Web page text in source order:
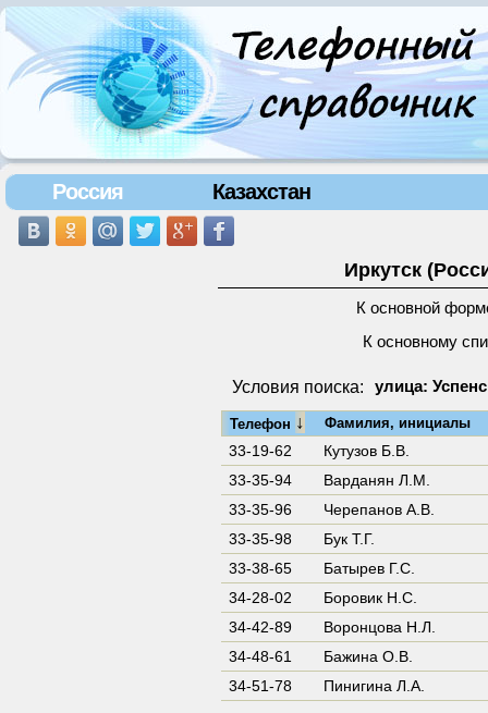
Россия Казахстан
Иркутск
К основной
К основному
Условия поиска: улица:
Телефон ↓ Фамилия, инициалы
33-19-62
Кутузов Б.В.
33-35-94
Варданян Л.М.
33-35-96
Черепанов А.В.
33-35-98
Бук Т.Г.
33-38-65
Батырев Г.С.
34-28-02
Боровик Н.С.
34-42-89
Воронцова Н.Л.
34-48-61
Бажина О.В.
34-51-78
Пинигина Л.А.